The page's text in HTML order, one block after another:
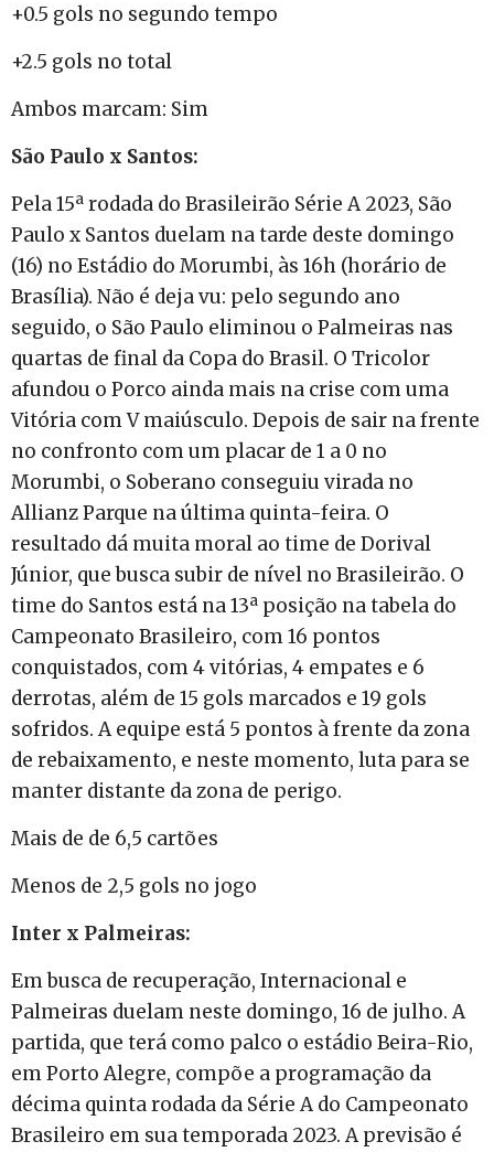
+0.5 gols no segundo tempo
+2.5 gols no total
Ambos marcam: Sim
São Paulo x Santos:
Pela 15ª rodada do Brasileirão Série A 2023, São
Paulo x Santos duelam na tarde deste domingo
(16) no Estádio do Morumbi, às 16h (horário de
Brasília). Não é deja vu: pelo segundo ano
seguido, o São Paulo eliminou o Palmeiras nas
quartas de final da Copa do Brasil. O Tricolor
afundou o Porco ainda mais na crise com uma
Vitória com V maiúsculo. Depois de sair na frente
no confronto com um placar de 1 a 0 no
Morumbi, o Soberano conseguiu virada no
Allianz Parque na última quinta-feira. O
resultado dá muita moral ao time de Dorival
Júnior, que busca subir de nível no Brasileirão. O
time do Santos está na 13ª posição na tabela do
Campeonato Brasileiro, com 16 pontos
conquistados, com 4 vitórias, 4 empates e 6
derrotas, além de 15 gols marcados e 19 gols
sofridos. A equipe está 5 pontos à frente da zona
de rebaixamento, e neste momento, luta para se
manter distante da zona de perigo.
Mais de de 6,5 cartões
Menos de 2,5 gols no jogo
Inter x Palmeiras:
Em busca de recuperação, Internacional e
Palmeiras duelam neste domingo, 16 de julho. A
partida, que terá como palco o estádio Beira-Rio,
em Porto Alegre, compõe a programação da
décima quinta rodada da Série A do Campeonato
Brasileiro em sua temporada 2023. A previsão é